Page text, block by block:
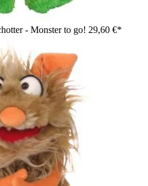
- Monster to go! 29,60 €*